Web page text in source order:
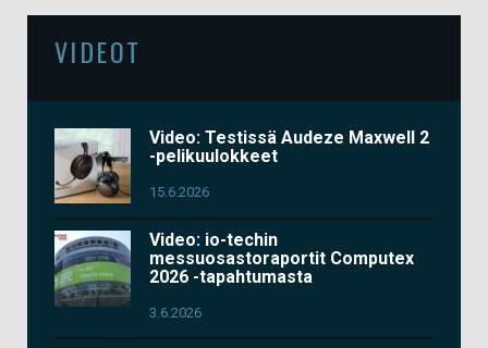
VIDEOT
Video: Testissä Audeze Maxwell 2
-pelikuulokkeet
15.6.2026
Video: io-techin
messuosastoraportit Computex
2026 -tapahtumasta
3.6.2026